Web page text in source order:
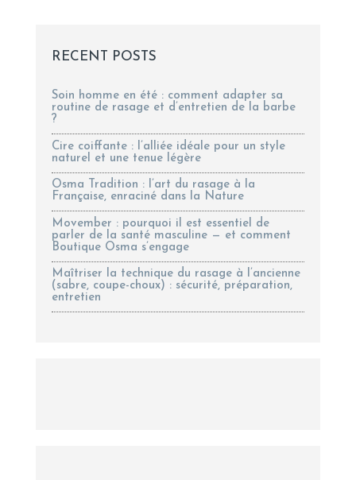
RECENT POSTS
Soin homme en été : comment adapter sa
routine de rasage et d’entretien de la barbe
?
Cire coiffante : l’alliée idéale pour un style
naturel et une tenue légère
Osma Tradition : l’art du rasage à la
Française, enraciné dans la Nature
Movember : pourquoi il est essentiel de
parler de la santé masculine — et comment
Boutique Osma s’engage
Maîtriser la technique du rasage à l’ancienne
(sabre, coupe-choux) : sécurité, préparation,
entretien